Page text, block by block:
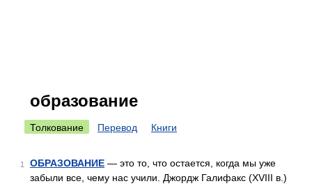
образование
Толкование Перевод Книги
1 ОБРАЗОВАНИЕ — это то, что остается, когда мы уже
забыли все, чему нас учили. Джордж Галифакс (XVIII в.)